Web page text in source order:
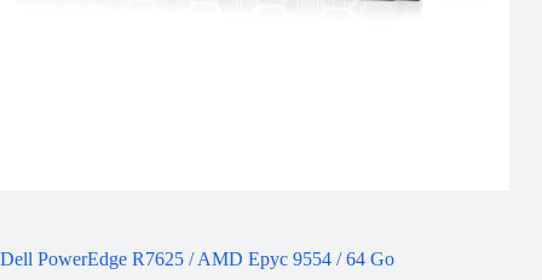
Dell PowerEdge R7625 / AMD Epyc 9554 / 64 Go